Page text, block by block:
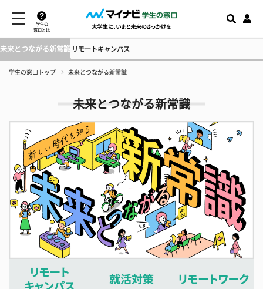
学生の
窓口とは
未来とつながる新常識 リモートキャンパス
学生の窓口トップ 未来とつながる新常識
未来とつながる新常識